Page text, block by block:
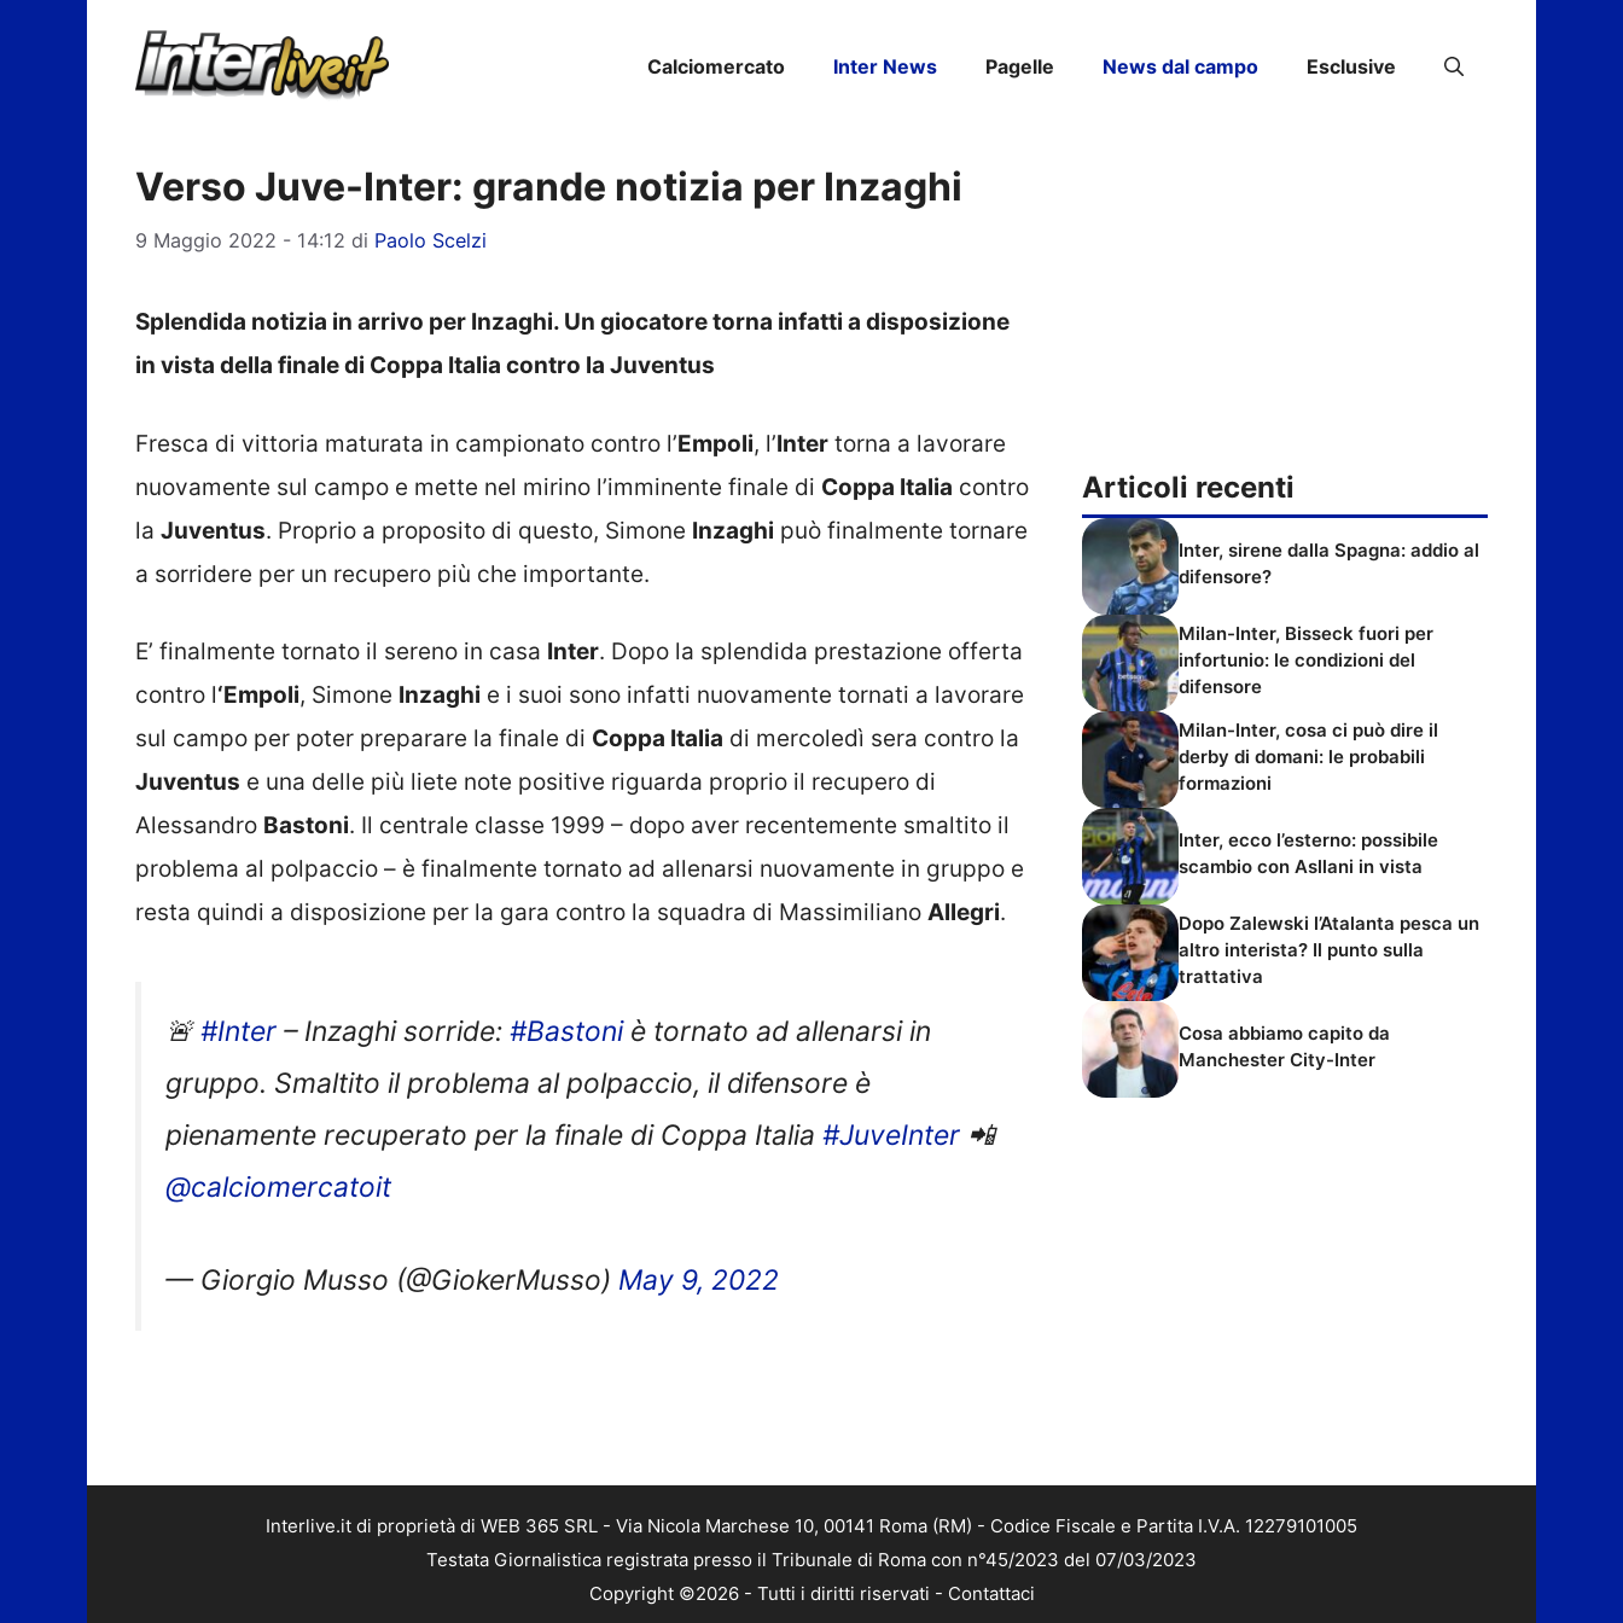
Calciomercato Inter News Pagelle News dal campo Esclusive
Verso Juve-Inter: grande notizia per Inzaghi
9 Maggio 2022 - 14:12 di Paolo Scelzi
Splendida notizia in arrivo per Inzaghi. Un giocatore torna infatti a disposizione
in vista della finale di Coppa Italia contro la Juventus
Fresca di vittoria maturata in campionato contro l’Empoli, l’Inter torna a lavorare
nuovamente sul campo e mette nel mirino l’imminente finale di Coppa Italia contro
la Juventus. Proprio a proposito di questo, Simone Inzaghi può finalmente tornare
a sorridere per un recupero più che importante.
E’ finalmente tornato il sereno in casa Inter. Dopo la splendida prestazione offerta
contro l‘Empoli, Simone Inzaghi e i suoi sono infatti nuovamente tornati a lavorare
sul campo per poter preparare la finale di Coppa Italia di mercoledì sera contro la
Juventus e una delle più liete note positive riguarda proprio il recupero di
Alessandro Bastoni. Il centrale classe 1999 – dopo aver recentemente smaltito il
problema al polpaccio – è finalmente tornato ad allenarsi nuovamente in gruppo e
resta quindi a disposizione per la gara contro la squadra di Massimiliano Allegri.
🚨 #Inter – Inzaghi sorride: #Bastoniè tornato ad allenarsi in
gruppo. Smaltito il problema al polpaccio, il difensore è
pienamente recuperato per la finale di Coppa Italia #JuveInter 📲
@calciomercatoit
— Giorgio Musso (@GiokerMusso) May 9, 2022
Articoli recenti
Inter, sirene dalla Spagna: addio al
difensore?
Milan-Inter, Bisseck fuori per
infortunio: le condizioni del
difensore
Milan-Inter, cosa ci può dire il
derby di domani: le probabili
formazioni
Inter, ecco l’esterno: possibile
scambio con Asllani in vista
Dopo Zalewski l’Atalanta pesca un
altro interista? Il punto sulla
trattativa
Cosa abbiamo capito da
Manchester City-Inter
Interlive.it di proprietà di WEB 365 SRL - Via Nicola Marchese 10, 00141 Roma (RM) - Codice Fiscale e Partita I.V.A. 12279101005
Testata Giornalistica registrata presso il Tribunale di Roma con n°45/2023 del 07/03/2023
Copyright ©2026 - Tutti i diritti riservati -
Contattaci